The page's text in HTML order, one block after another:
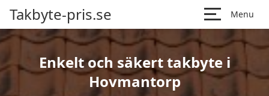
Takbyte-pris.se Menu
Enkelt och säkert takbyte i
Hovmantorp